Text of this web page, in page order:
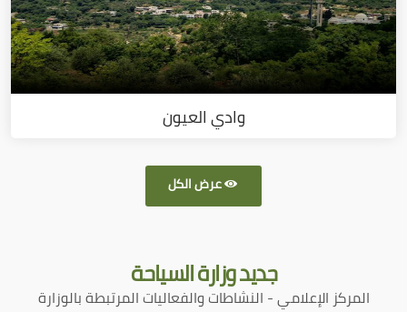
وادي العيون
عرض الكل
جديدوزارة السياحة
المركز الإعلامي - النشاطات والفعاليات المرتبطة بالوزارة